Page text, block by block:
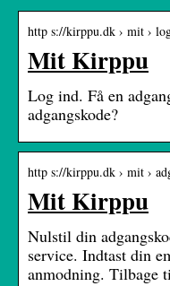
http s://kirppu.dk › mit ›
Mit Kirppu
Log ind. Få en
adgangskode?
http s://kirppu.dk › mit ›
Mit Kirppu
Nulstil din
service. Indtast din
anmodning. Tilbage